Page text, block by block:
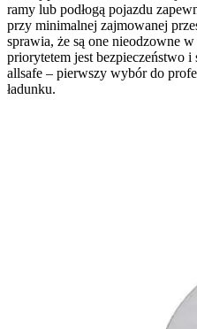
ramy lub podłogą pojazdu
przy minimalnej zajmowanej
sprawia, że są one nieodzowne
priorytetem jest bezpieczeństwo
allsafe – pierwszy wybór do
ładunku.